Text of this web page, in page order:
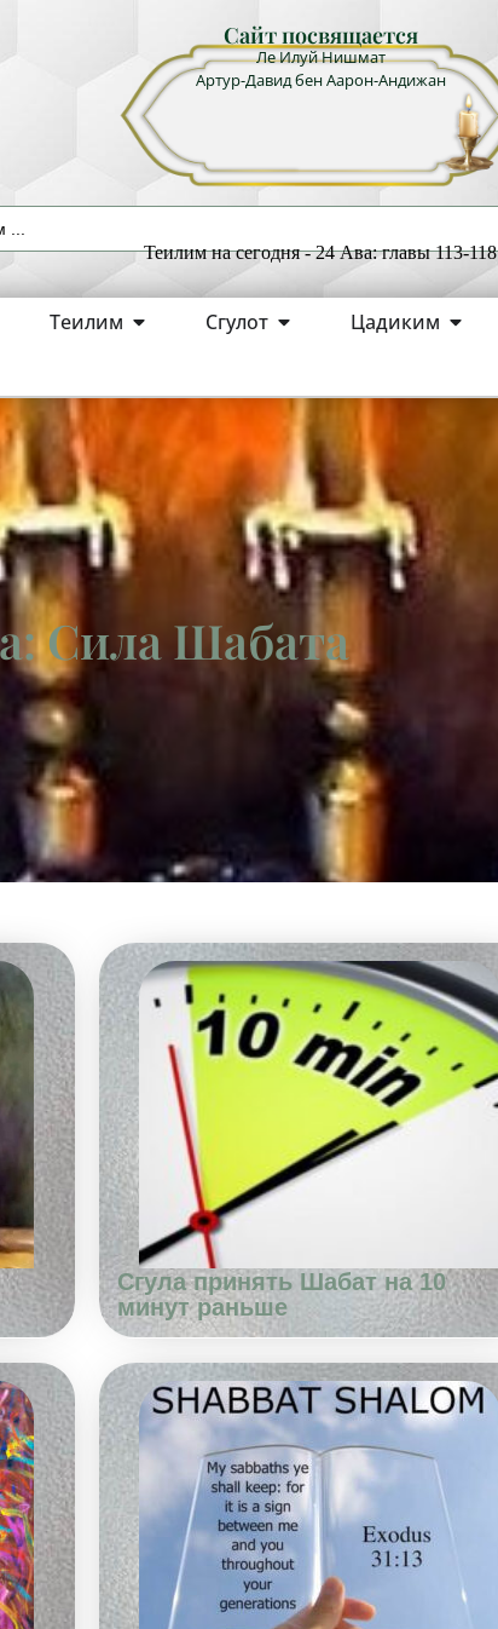
Сайт посвящается
Ле Илуй Нишмат
Артур-Давид бен Аарон-Андижан
Теилим на сегодня - 24 Ава: главы 113-118
Теилим Сгулот Цадиким
Сила Шабата
Сгула принять Шабат на 10
минут раньше